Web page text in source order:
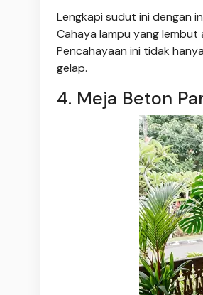
Lengkapi sudut ini dengan
Cahaya lampu yang lembut
Pencahayaan ini tidak
gelap.
4. Meja Beton